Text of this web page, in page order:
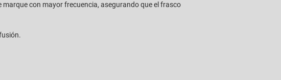
con mayor frecuencia, asegurando que el frasco